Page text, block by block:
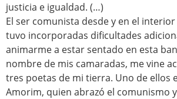
justicia e igualdad. (…)
El ser comunista desde y en el
tuvo incorporadas dificultades
animarme a estar sentado en esta
nombre de mis camaradas, me vine
tres poetas de mi tierra. Uno de ellos
Amorim, quien abrazó el comunismo